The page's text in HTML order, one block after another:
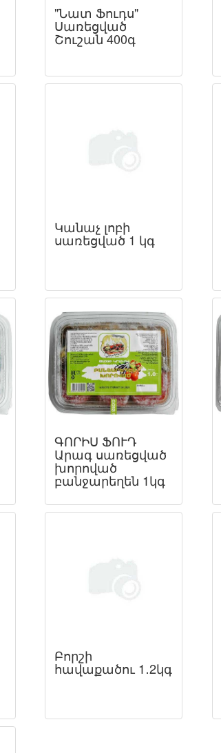
"Նատ Ֆուդս"
Սառեցված
Շուշան 400գ
Կանաչ լոբի
սառեցված 1 կգ
ԳՈՐԻՍ ՖՈՒԴ
Արագ սառեցված
խորոված
բանջարեղեն 1կգ
Բորշի
հավաքածու 1․2կգ